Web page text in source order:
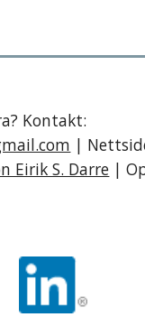
Kontakt:
|
Eirik S. Darre |